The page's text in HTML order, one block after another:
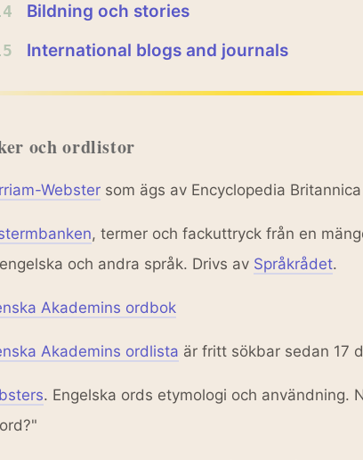
Bildning och stories
International blogs and journals
och ordlistor
Webster som ägs av Encyclopedia Britannica
, termer och fackuttryck från en
engelska och andra språk. Drivs av Språkrådet.
Akademins ordbok
Akademins ordlista är fritt sökbar sedan 17
. Engelska ords etymologi och användning.
ord?"